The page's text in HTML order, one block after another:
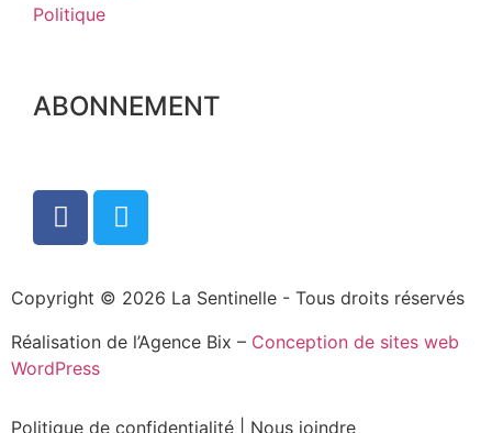
Politique
ABONNEMENT
Copyright © 2026 La Sentinelle - Tous droits réservés
Réalisation de l’Agence Bix – Conception de sites web
WordPress
Politique de confidentialité Nous joindre